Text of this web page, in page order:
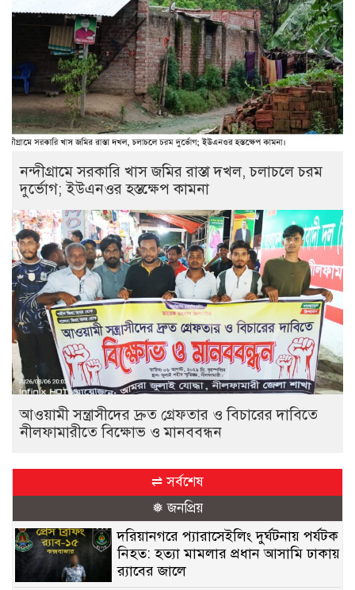
নন্দীগ্রামে সরকারি খাস জমির রাস্তা দখল, চলাচলে চরম
দুর্ভোগ; ইউএনওর হস্তক্ষেপ কামনা
আওয়ামী সন্ত্রাসীদের দ্রুত গ্রেফতার ও বিচারের দাবিতে
নীলফামারীতে বিক্ষোভ ও মানববন্ধন
⇌ সর্বশেষ
❅ জনপ্রিয়
দরিয়ানগরে প্যারাসেইলিং দুর্ঘটনায় পর্যটক
নিহত: হত্যা মামলার প্রধান আসামি ঢাকায়
র‌্যাবের জালে